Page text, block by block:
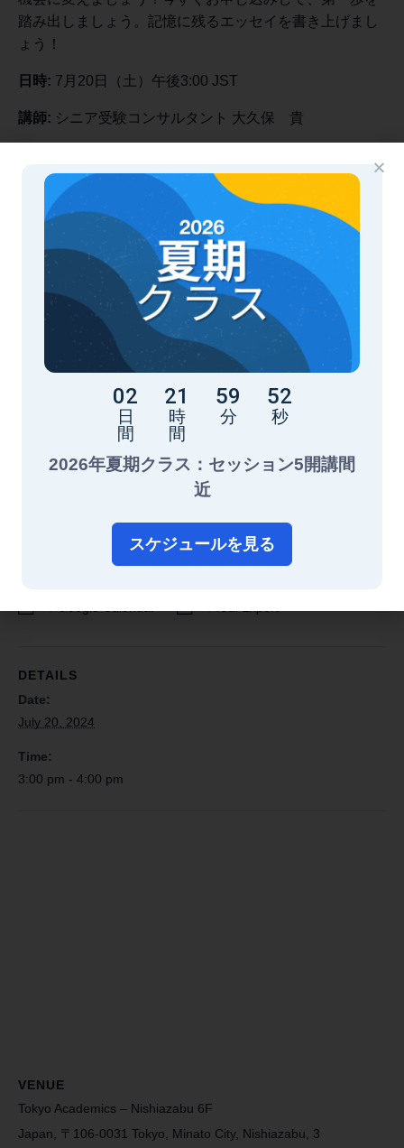
踏み出しましょう。記憶に残るエッセイを書き上げまし
ょう！
日時: 7月20日（土）午後3:00 JST
講師: シニア受験コンサルタント 大久保 貴
（Zoom)
Takaについて:
Taka Okubo は受賞歴のあるフィクション作家です。プ
リンストン大学で哲学の学位を取得し、インディアナ大
学で創作文学の修士号を取得しています。彼の詩やスト
ーリーはBeloit Poetry Journal、The Journal of
Compressed Creative Arts、The Ledge Poetry & Fiction
Magazine、Day Oneで出版されています。彼の作品（フ
ィクションと詩）は、権威あるPushcart Prizeにノミネー
トされています。彼はプライベートおよび大学レベルで
の豊富な教育経験を持ち、9年以上のエッセイ指導経験
があり、TAの出願エッセイ指導部門を7年間率いてきま
ビア、オックスフォード、UCバークレー、UCLA、デュ
ークなどの名門大学に合格しています。
DETAILS
Date:
July 20, 2024
Time:
3:00 pm - 4:00 pm
VENUE
Tokyo Academics – Nishiazabu 6F
Japan, 〒106-0031 Tokyo, Minato City, Nishiazabu, 3
02
日
間
21
時
間
59
分
51
秒
2026年夏期クラス：セッション5開講間
近
スケジュールを見る